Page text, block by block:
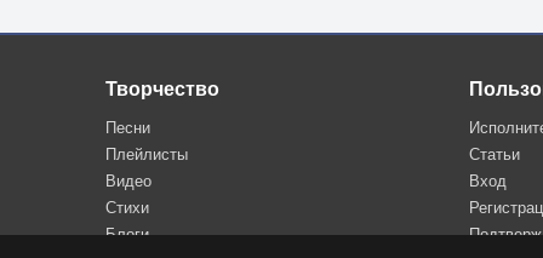
Творчество
Песни
Плейлисты
Видео
Стихи
Блоги
Статьи
Вход